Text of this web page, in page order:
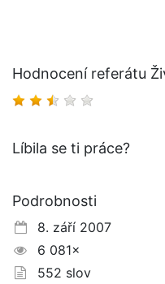
Hodnocení referátu
Líbila se ti práce?
Podrobnosti
8. září 2007
6 081×
552 slov